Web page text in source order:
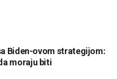
Biden-ovom strategijom:
moraju biti